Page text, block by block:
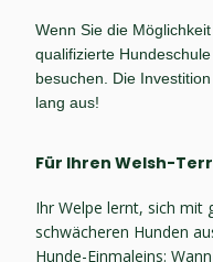
Wenn Sie die
qualifizierte
besuchen. Die
lang aus!
Für Ihren Welsh-
Ihr Welpe lernt, sich mit
schwächeren Hunden
Hunde-Einmaleins: